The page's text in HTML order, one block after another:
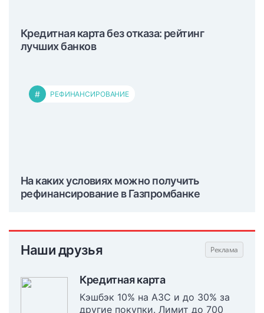
Кредитная карта без отказа: рейтинг
лучших банков
# РЕФИНАНСИРОВАНИЕ
На каких условиях можно получить
рефинансирование в Газпромбанке
Наши друзья
Кредитная карта
Кэшбэк 10% на АЗС и до 30% за
другие покупки. Лимит до 700